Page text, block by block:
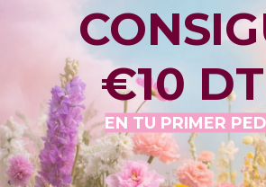
€10
EN TU PRIMER